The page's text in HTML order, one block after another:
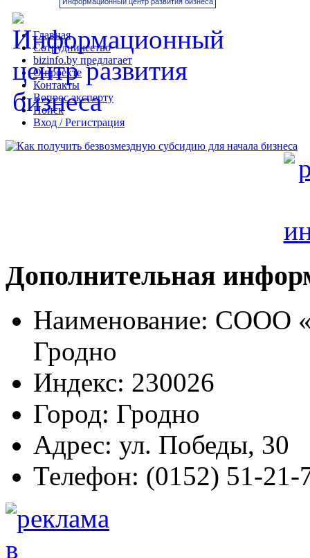
Главная
Сотрудничество
bizinfo.by предлагает
О проекте
Контакты
Вопрос эксперту
Поиск
Вход / Регистрация
Дополнительная
Наименование: СООО
Гродно
Индекс: 230026
Город: Гродно
Адрес: ул. Победы, 30
Телефон: (0152) 51-21-